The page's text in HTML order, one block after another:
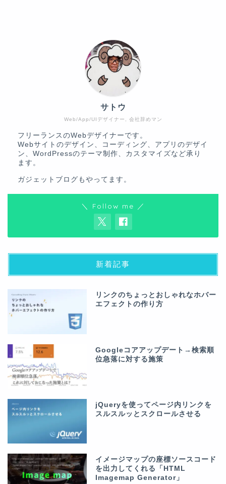
Web/App/UIデザイナー, 会社辞めマン
サトウ
フリーランスのWebデザイナーです。
Webサイトのデザイン、コーディング、アプリのデザイ
ン、WordPressのテーマ制作、カスタマイズなど承り
ます。
ガジェットブログ もやってます。
＼ Follow me ／
新着記事
リンクのちょっとおしゃれなホバー
エフェクトの作り方
Googleコアアップデート→検索順
位急落に対する施策
jQueryを使ってページ内リンクを
スルスルッとスクロールさせる
イメージマップの座標ソースコード
を出力してくれる「HTML
Imagemap Generator」